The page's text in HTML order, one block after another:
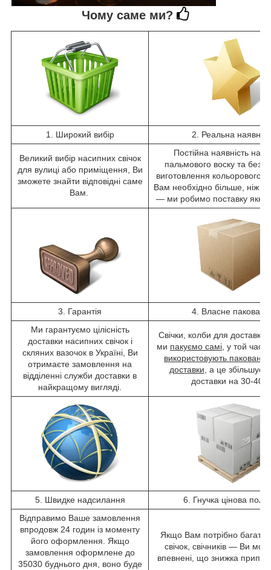
Чому саме ми?
1. Широкий вибір 2. Реальна
Великий вибір насипних свічок
для вулиці або приміщення, Ви
зможете знайти відповідні саме
Вам.
Постійна наявність
пальмового воску та
виготовлення кольорового
Вам необхідно більше, ніж є
— ми робимо поставку
3. Гарантія
4. Власне
Ми гарантуємо цілісність
доставки насипних свічок і
скляних вазочок в Україні, Ви
отримаєте замовлення на
відділенні служби доставки в
найкращому вигляді.
Свічки, колби для доставки
ми пакуємо самі , у той час
використовують
доставки , а це збільшує
доставки на 30-
5. Швидке надсилання
6. Гнучка цінова
Відправимо Ваше замовлення
впродовж 24 годин із моменту
його оформлення. Якщо
замовлення оформлене до
35030 буднього дня, воно буде
Якщо Вам потрібно багато
свічок, свічників — Ви
впевнені, що знижка